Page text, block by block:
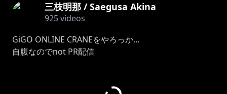
三枝明那 / Saegusa Akina
925videos
GiGO ONLINE CRANEをやろっか…
自腹なのでnot PR配信